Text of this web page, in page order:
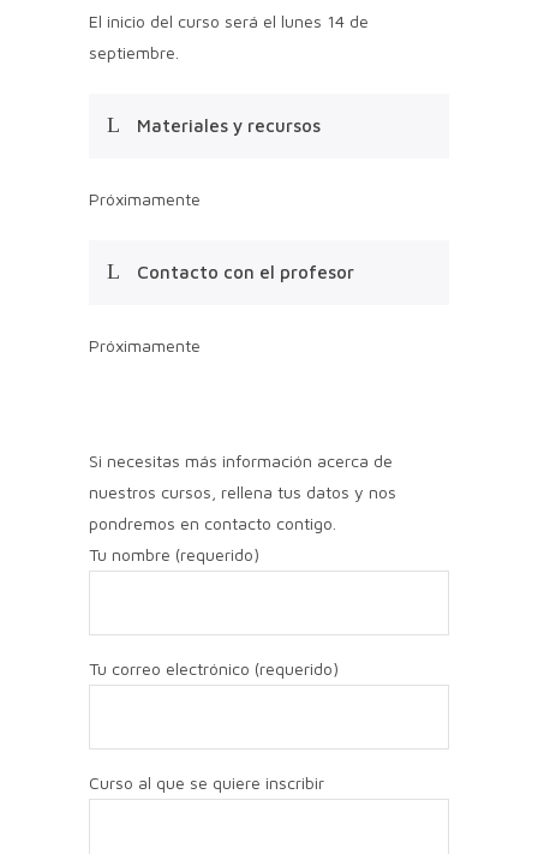
El inicio del curso será el lunes 14 de
septiembre.
Materiales y recursos
Próximamente
Contacto con el profesor
Próximamente
Si necesitas más información acerca de
nuestros cursos, rellena tus datos y nos
pondremos en contacto contigo.
Tu nombre (requerido)
Tu correo electrónico (requerido)
Curso al que se quiere inscribir